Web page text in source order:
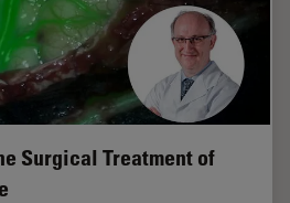
Surgical Treatment of